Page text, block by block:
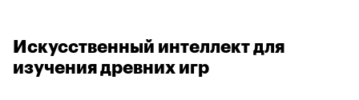
Искусственный интеллект для
изучения древних игр